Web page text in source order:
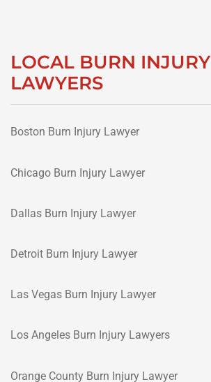
LOCAL BURN INJURY
LAWYERS
Boston Burn Injury Lawyer
Chicago Burn Injury Lawyer
Dallas Burn Injury Lawyer
Detroit Burn Injury Lawyer
Las Vegas Burn Injury Lawyer
Los Angeles Burn Injury Lawyers
Orange County Burn Injury Lawyer